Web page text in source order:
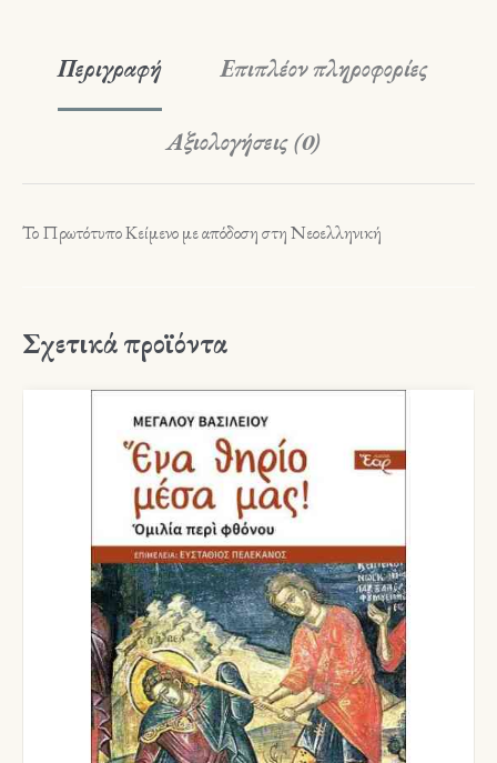
Περιγραφή Επιπλέον πληροφορίες
Αξιολογήσεις (0)
Το Πρωτότυπο Κείμενο με απόδοση στη Νεοελληνική
Σχετικά προϊόντα